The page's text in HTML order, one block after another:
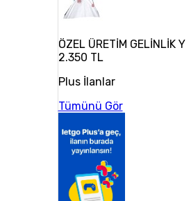
ÖZEL ÜRETİM GELİNLİK
2.350 TL
Plus İlanlar
Tümünü Gör